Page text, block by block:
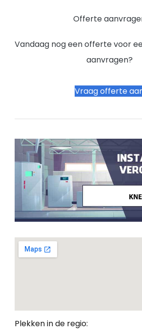
Offerte
Vandaag nog een offerte voor
aanvragen?
Vraag offerte
Plekken in de regio: